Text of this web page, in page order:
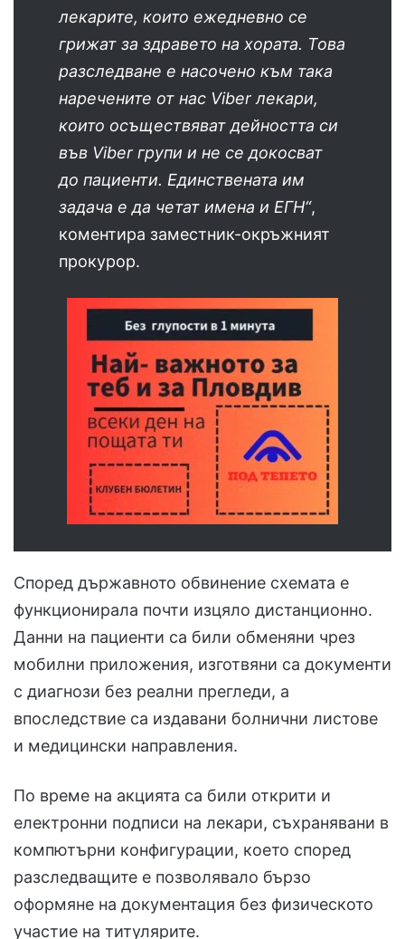
лекарите, които ежедневно се
грижат за здравето на хората. Това
разследване е насочено към така
наречените от нас Viber лекари,
които осъществяват дейността си
във Viber групи и не се докосват
до пациенти. Единствената им
задача е да четат имена и ЕГН“,
коментира заместник-окръжният
прокурор.
Според държавното обвинение схемата е
функционирала почти изцяло дистанционно.
Данни на пациенти са били обменяни чрез
мобилни приложения, изготвяни са документи
с диагнози без реални прегледи, а
впоследствие са издавани болнични листове
и медицински направления.
По време на акцията са били открити и
електронни подписи на лекари, съхранявани в
компютърни конфигурации, което според
разследващите е позволявало бързо
оформяне на документация без физическото
участие на титулярите.